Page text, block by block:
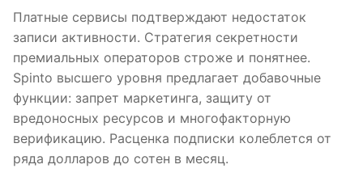
Платные сервисы подтверждают недостаток
записи активности. Стратегия секретности
премиальных операторов строже и понятнее.
Spinto высшего уровня предлагает добавочные
функции: запрет маркетинга, защиту от
вредоносных ресурсов и многофакторную
верификацию. Расценка подписки колеблется от
ряда долларов до сотен в месяц.